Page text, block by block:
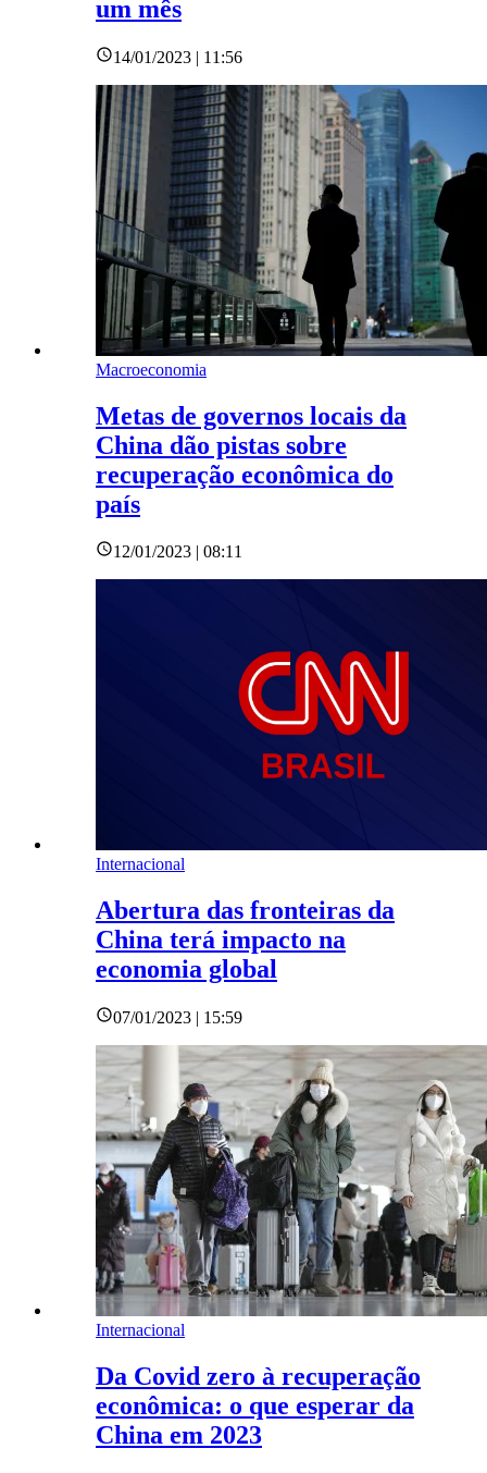
um mês
14/01/2023 | 11:56
Macroeconomia
Metas de governos locais da
China dão pistas sobre
recuperação econômica do
país
12/01/2023 | 08:11
Internacional
Abertura das fronteiras da
China terá impacto na
economia global
07/01/2023 | 15:59
Internacional
Da Covid zero à recuperação
econômica: o que esperar da
China em 2023